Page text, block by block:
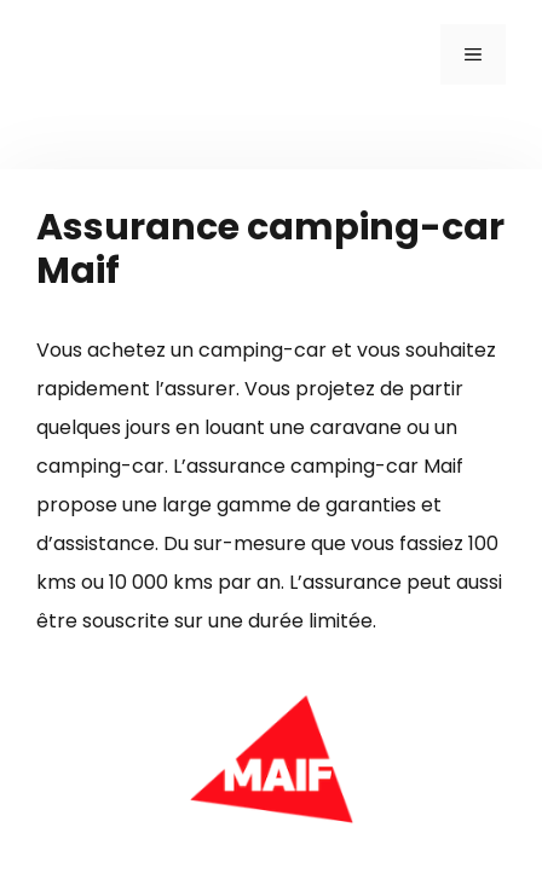
MENU
Assurance camping-car
Maif
Vous achetez un camping-car et vous souhaitez
rapidement l’assurer. Vous projetez de partir
quelques jours en louant une caravane ou un
camping-car. L’assurance camping-car Maif
propose une large gamme de garanties et
d’assistance. Du sur-mesure que vous fassiez 100
kms ou 10 000 kms par an. L’assurance peut aussi
être souscrite sur une durée limitée.